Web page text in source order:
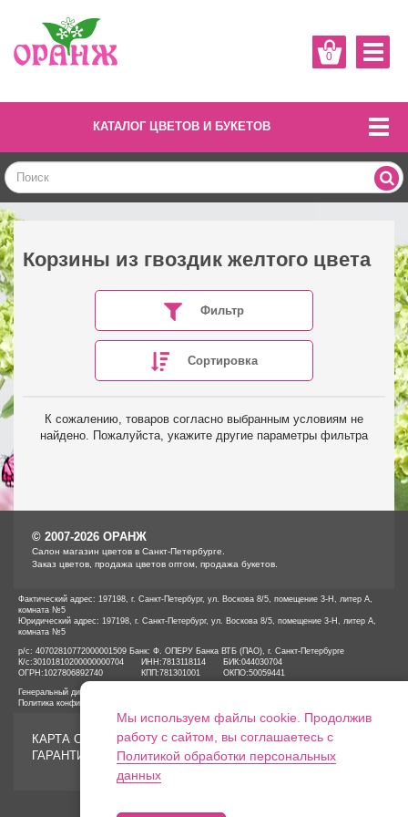
0
КАТАЛОГ ЦВЕТОВ И БУКЕТОВ
Корзины из гвоздик желтого цвета
Фильтр
Сортировка
К сожалению, товаров согласно выбранным условиям не
найдено. Пожалуйста, укажите другие параметры фильтра
© 2007-2026 ОРАНЖ
Cалон магазин цветов в Санкт-Петербурге.
Заказ цветов, продажа цветов оптом, продажа букетов.
Фактический адрес: 197198, г. Санкт-Петербург, ул. Воскова 8/5, помещение 3-Н, литер А,
комната №5
Юридический адрес: 197198, г. Санкт-Петербург, ул. Воскова 8/5, помещение 3-Н, литер А,
комната №5
р/с: 40702810772000001509 Банк: Ф. ОПЕРУ Банка ВТБ (ПАО), г. Санкт-Петербурге
К/с:30101810200000000704 ИНН:7813118114 БИК:044030704
ОГРН: 1027806892740 КПП:781301001 ОКПО:50059441
Генеральный директор ООО «ОРАНЖ» Иванов А.Е.
Политика конфиденциальности
КАРТА САЙТА
ГАРАНТИИ
Мы используем файлы cookie. Продолжив
работу с сайтом, вы соглашаетесь с
Политикой обработки персональных
данных